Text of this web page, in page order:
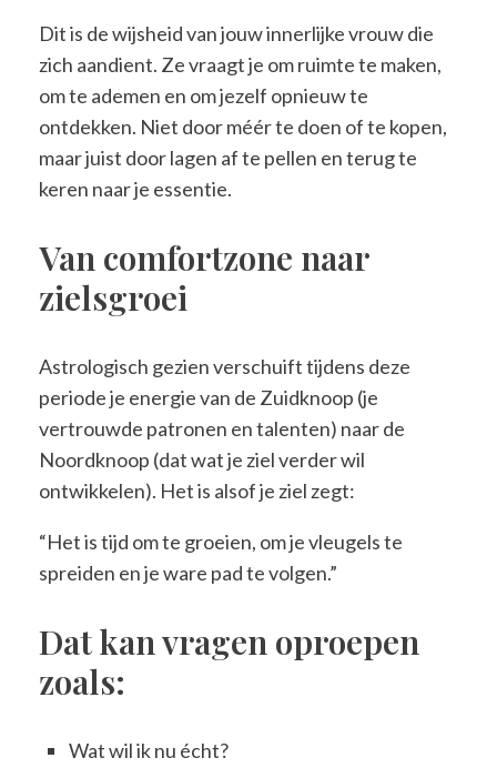
Dit is de wijsheid van jouw innerlijke vrouw die
zich aandient. Ze vraagt je om ruimte te maken,
om te ademen en om jezelf opnieuw te
ontdekken. Niet door méér te doen of te kopen,
maar juist door lagen af te pellen en terug te
keren naar je essentie.
Van comfortzone naar
zielsgroei
Astrologisch gezien verschuift tijdens deze
periode je energie van de Zuidknoop (je
vertrouwde patronen en talenten) naar de
Noordknoop (dat wat je ziel verder wil
ontwikkelen). Het is alsof je ziel zegt:
“Het is tijd om te groeien, om je vleugels te
spreiden en je ware pad te volgen.”
Dat kan vragen oproepen
zoals:
Wat wil ik nu écht?